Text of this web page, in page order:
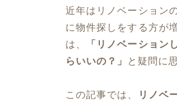
近年はリノベーション
に物件探しをする方が
は、
「リノベーション
らいいの？」
と疑問に
この記事では、 リノベ